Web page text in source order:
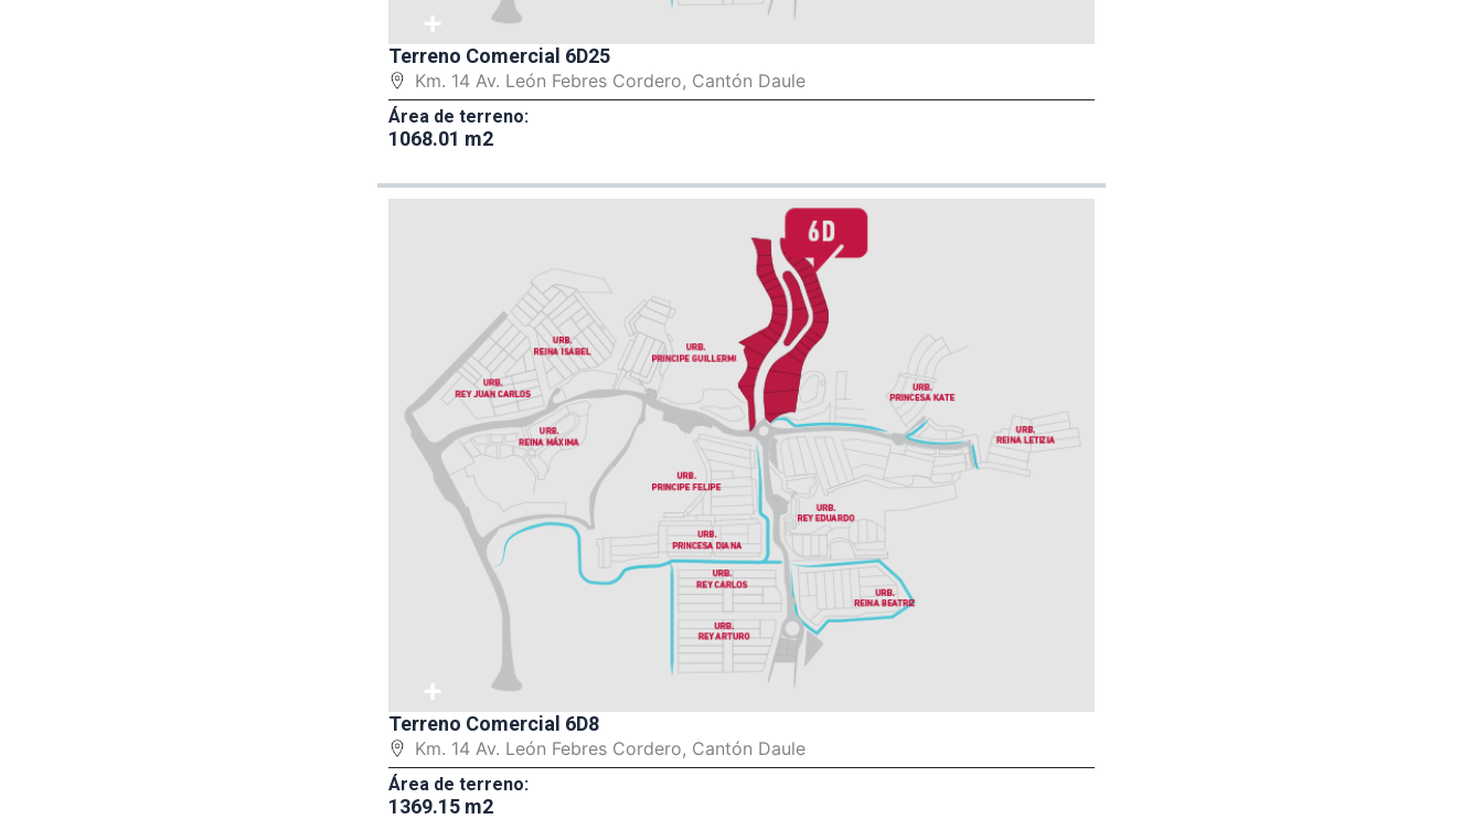
+
Terreno Comercial 6D25
Km. 14 Av. León Febres Cordero, Cantón Daule
Área de terreno:
1068.01 m2
+
Terreno Comercial 6D8
Km. 14 Av. León Febres Cordero, Cantón Daule
Área de terreno:
1369.15 m2